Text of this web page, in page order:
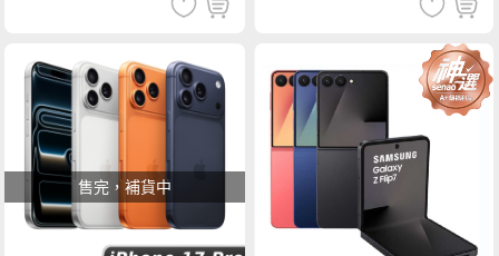
售完，補貨中